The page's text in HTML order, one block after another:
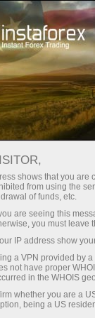
Con
hasta
Spreads
Bono del
en cada
Velocidad
en el
shows that you are
from using the
of funds, etc.
are seeing this
you must leave
IP address show
a VPN provided by
not have proper
in the WHOIS
whether you are a
being a US